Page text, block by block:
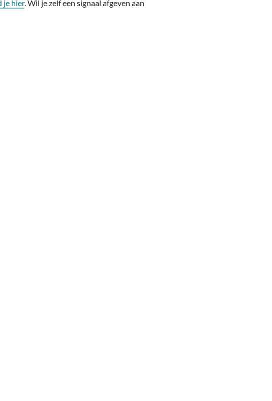
je hier. Wil je zelf een signaal afgeven aan